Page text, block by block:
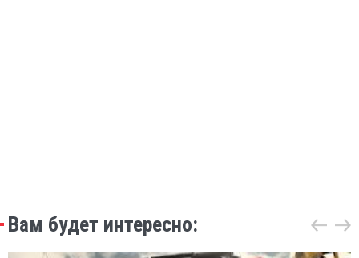
Вам будет интересно: